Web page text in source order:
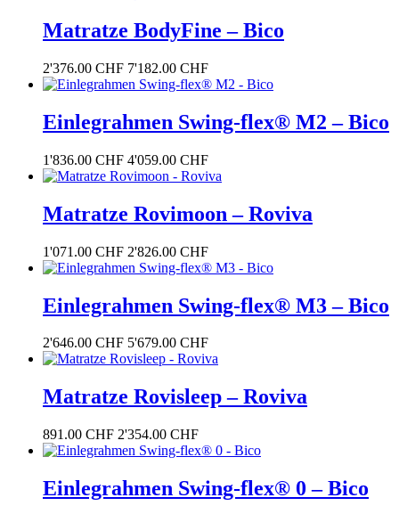
Matratze BodyFine – Bico
2'376.00 CHF 7'182.00 CHF
Einlegrahmen Swing-flex® M2 – Bico
1'836.00 CHF 4'059.00 CHF
Matratze Rovimoon – Roviva
1'071.00 CHF 2'826.00 CHF
Einlegrahmen Swing-flex® M3 – Bico
2'646.00 CHF 5'679.00 CHF
Matratze Rovisleep – Roviva
891.00 CHF 2'354.00 CHF
Einlegrahmen Swing-flex® 0 – Bico